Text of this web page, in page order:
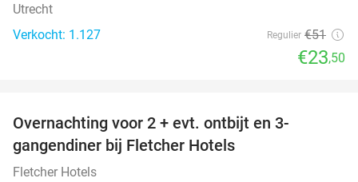
Utrecht
Verkocht: 1.127
Regulier €51
€23,50
Overnachting voor 2 + evt. ontbijt en 3-
gangendiner bij Fletcher Hotels
Fletcher Hotels